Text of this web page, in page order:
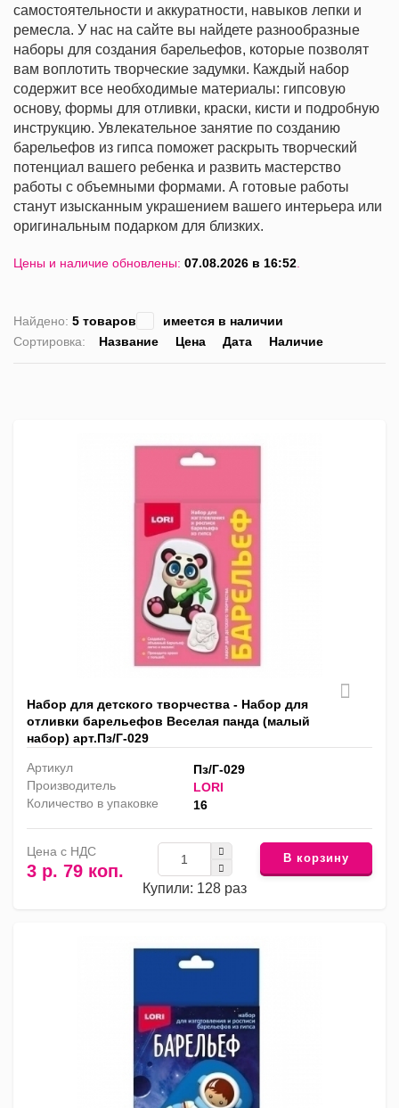
самостоятельности и аккуратности, навыков лепки и
ремесла. У нас на сайте вы найдете разнообразные
наборы для создания барельефов, которые позволят
вам воплотить творческие задумки. Каждый набор
содержит все необходимые материалы: гипсовую
основу, формы для отливки, краски, кисти и подробную
инструкцию. Увлекательное занятие по созданию
барельефов из гипса поможет раскрыть творческий
потенциал вашего ребенка и развить мастерство
работы с объемными формами. А готовые работы
станут изысканным украшением вашего интерьера или
оригинальным подарком для близких.
Цены и наличие обновлены: 07.08.2026 в 16:52.
Найдено: 5 товаров
имеется в наличии
Сортировка:
Название Цена Дата Наличие
Набор для детского творчества - Набор для
отливки барельефов Веселая панда (малый
набор) арт.Пз/Г-029
Артикул
Пз/Г-029
Производитель
LORI
Количество в упаковке
16
Цена с НДС
3 р. 79 коп.
Купили: 128 раз
В корзину